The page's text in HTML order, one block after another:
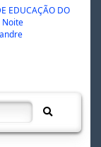
EDUCAÇÃO DO
Noite